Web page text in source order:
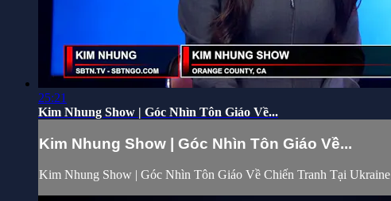
25:21
Kim Nhung Show | Góc Nhìn Tôn Giáo Về...
Kim Nhung Show | Góc Nhìn Tôn Giáo Về...
Kim Nhung Show | Góc Nhìn Tôn Giáo Về Chiến Tranh Tại Ukraine